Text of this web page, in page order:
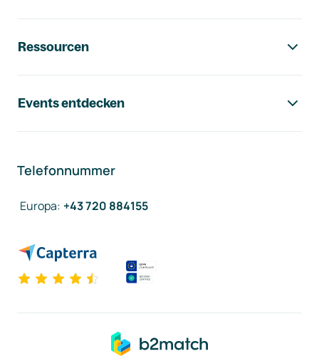
Ressourcen
Events entdecken
Telefonnummer
Europa: +43 720 884155